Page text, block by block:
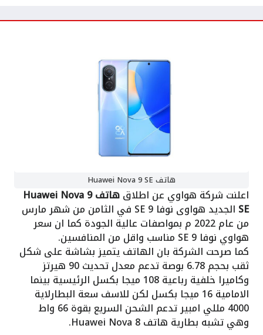
هاتف Huawei Nova 9 SE
اعلنت شركة هواوي عن اطلاق هاتف Huawei Nova 9
SE الجديد هواوى نوفا 9 SE في الثامن من شهر مارس
من عام 2022 م بمواصفات عالية الجودة كما ان سعر
هواوي نوفا 9 SE مناسب واقل من المنافسين.
كما صرحت الشركة بان الهاتف يتميز بشاشة على شكل
ثقب بحجم 6.78 بوصة تدعم معدل تحديث 90 هيرتز
وكاميرا خلفية رباعية 108 ميجا بكسل الرئيسية بينما
الامامية 16 ميجا بكسل لكن للاسف سعة البطارلاية
4000 مللي امبير تدعم الشحن السريع بقوة 66 واط
وهي تشبه بطارية هاتف Huawei Nova 8.